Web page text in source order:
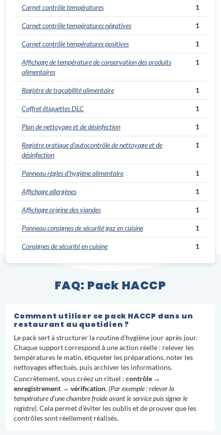
Carnet contrôle températures 1
Carnet contrôle températures négatives 1
Carnet contrôle températures positives 1
Affichage de température de conservation des produits
alimentaires
1
Registre de traçabilité alimentaire 1
Coffret étiquettes DLC 1
Plan de nettoyage et de désinfection 1
Registre pratique d'autocontrôle de nettoyage et de
désinfection
1
Panneau règles d'hygiène alimentaire 1
Affichage allergènes 1
Affichage origine des viandes 1
Panneau consignes de sécurité gaz en cuisine 1
Consignes de sécurité en cuisine 1
FAQ: Pack HACCP
Comment utiliser ce pack HACCP dans un
restaurant au quotidien ?
Le pack sert à structurer la routine d’hygiène jour après jour.
Chaque support correspond à une action réelle : relever les
températures le matin, étiqueter les préparations, noter les
nettoyages effectués, puis archiver les informations.
Concrètement, vous créez un rituel : contrôle →
enregistrement → vérification.(Par exemple : relever la
température d’une chambre froide avant le service puis signer le
registre). Cela permet d’éviter les oublis et de prouver que les
contrôles sont réellement réalisés.